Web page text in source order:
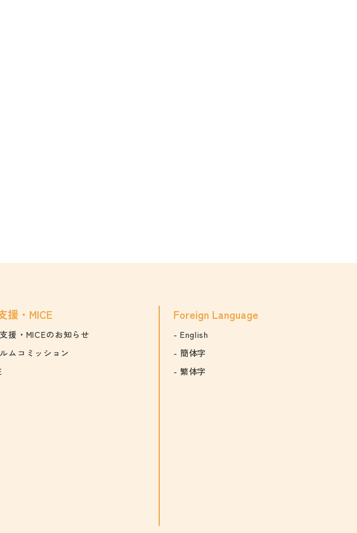
援・MICE
援・MICEのお知らせ
ムコミッション
Foreign Language
English
簡体字
繁体字